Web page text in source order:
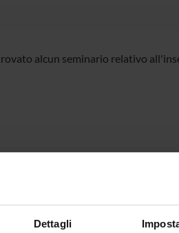
Dettagli
alcun seminario relativo